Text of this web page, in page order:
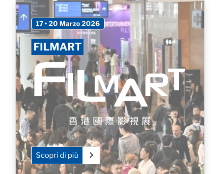
17 • 20 Marzo 2026
FILMART
Scopri di più